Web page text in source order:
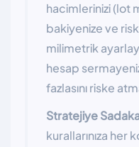
hacimlerinizi (lot
bakiyenize ve
milimetrik
hesap
fazlasını riske
Stratejiye
kurallarınıza her